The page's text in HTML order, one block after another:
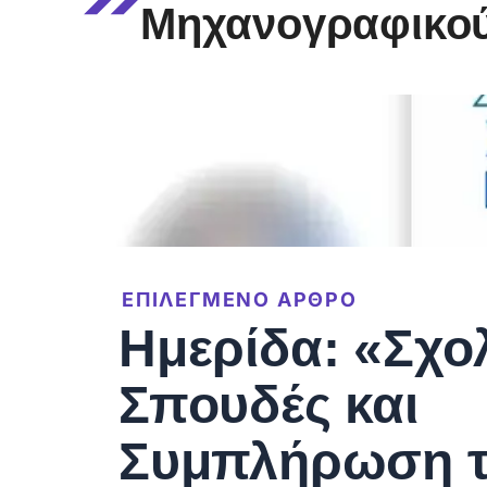
ΕΠΙΛΕΓΜΕΝΟ ΑΡΘΡΟ
Ημερίδα:
Σπουδές και
Συμπλήρωση